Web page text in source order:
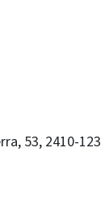
53, 2410-123